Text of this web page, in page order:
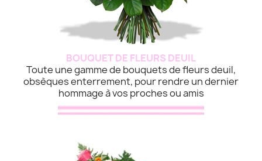
BOUQUET DE FLEURS DEUIL
Toute une gamme de bouquets de fleurs deuil,
obsèques enterrement, pour rendre un dernier
hommage à vos proches ou amis